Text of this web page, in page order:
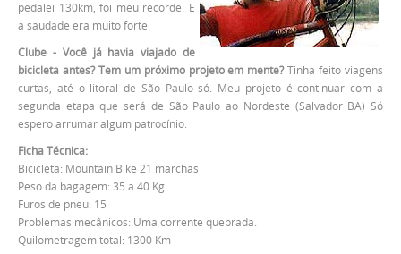
pedalei 130km, foi meu recorde. E
a saudade era muito forte.
Clube - Você já havia viajado de
bicicleta antes? Tem um próximo projeto em mente?Tinha feito viagens
curtas, até o litoral de São Paulo só. Meu projeto é continuar com a
segunda etapa que será de São Paulo ao Nordeste (Salvador BA) Só
espero arrumar algum patrocínio.
Ficha Técnica:
Bicicleta: Mountain Bike 21 marchas
Peso da bagagem: 35 a 40 Kg
Furos de pneu: 15
Problemas mecânicos: Uma corrente quebrada.
Quilometragem total: 1300 Km